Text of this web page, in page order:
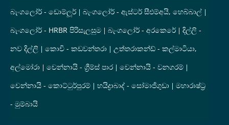
බැංගලෝර් - ඩොම්ලූර්
බැංගලෝර් - ඇස්ටර් සීඑම්අයි, හෙබ්බාල්
බැංගලෝර් - HRBR පිරිසැලසුම
බැංගලෝර් - අරකෙරේ
දිල්ලි -
නව දිල්ලි
කොචි - කඩවන්තරා
උත්තරාකන්ඩ් - කල්මාටියා,
අල්මෝරා
චෙන්නායි - ග්‍රීම්ස් පාර
චෙන්නායි - වනගරම්
චෙන්නායි - කොට්ටුර්පුරම්
හයිද්‍රාබාද් - සෝමාජිගුඩා
මහාරාෂ්ට්‍ර
- මුම්බායි